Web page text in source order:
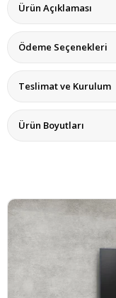
Ürün Açıklaması
Ödeme Seçenekleri
Teslimat ve Kurulum
Ürün Boyutları